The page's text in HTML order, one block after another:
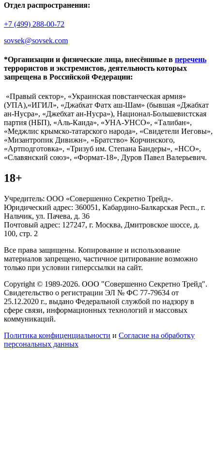
Отдел распространения:
+7 (499) 288-00-72
sovsek@sovsek.com
*Организации и физические лица, внесённные в перечень
террористов и экстремистов, деятельность которых
запрещена в Российской Федерации:
«Правый сектор», «Украинская повстанческая армия»
(УПА),«ИГИЛ», «Джабхат Фатх аш-Шам» (бывшая «Джабхат
ан-Нусра», «Джебхат ан-Нусра»), Национал-Большевистская
партия (НБП), «Аль-Каида», «УНА-УНСО», «Талибан»,
«Меджлис крымско-татарского народа», «Свидетели Иеговы»,
«Мизантропик Дивижн», «Братство» Корчинского,
«Артподготовка», «Тризуб им. Степана Бандеры», «НСО»,
«Славянский союз», «Формат-18», Дуров Павел Валерьевич.
18+
Учредитель: ООО «Совершенно Секретно Трейд».
Юридический адрес: 360051, Кабардино-Балкарская Респ., г.
Нальчик, ул. Пачева, д. 36
Почтовый адрес: 127247, г. Москва, Дмитровское шоссе, д.
100, стр. 2
Все права защищены. Копирование и использование
материалов запрещено, частичное цитирование возможно
только при условии гиперссылки на сайт.
Copyright © 1989-2026. ООО "Совершенно Секретно Трейд".
Свидетельство о регистрации ЭЛ № ФС 77-79634 от
25.12.2020 г., выдано Федеральной службой по надзору в
сфере связи, информационных технологий и массовых
коммуникаций.
Политика конфиценциальности и Согласие на обработку
персональных данных